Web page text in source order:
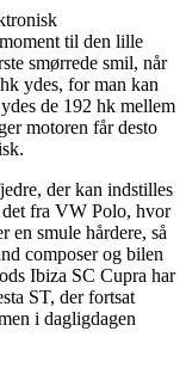
til den lille
smørrede smil, når
ydes, for man kan
de 192 hk mellem
motoren får desto
der kan indstilles
fra VW Polo, hvor
en smule hårdere, så
composer og bilen
Ibiza SC Cupra har
ST, der fortsat
i dagligdagen